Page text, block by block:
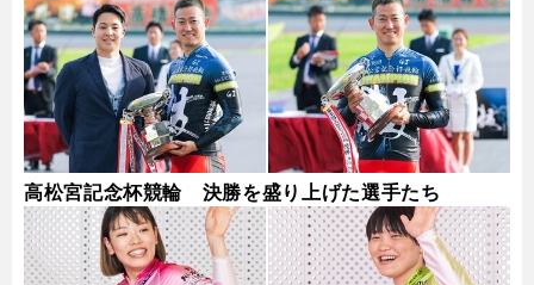
高松宮記念杯競輪 決勝を盛り上げた選手たち